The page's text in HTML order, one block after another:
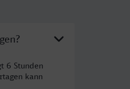
6 Stunden
kann